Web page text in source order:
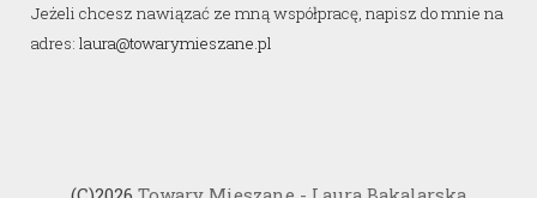
Jeżeli chcesz nawiązać ze mną współpracę, napisz do mnie na
adres: laura@towarymieszane.pl